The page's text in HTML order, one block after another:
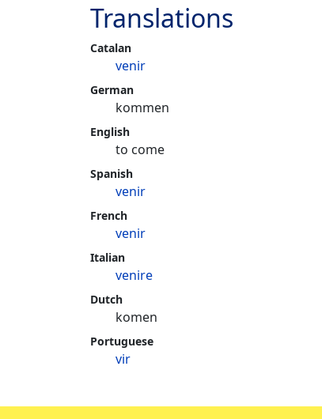
Translations
Catalan
venir
German
kommen
English
to come
Spanish
venir
French
venir
Italian
venire
Dutch
komen
Portuguese
vir